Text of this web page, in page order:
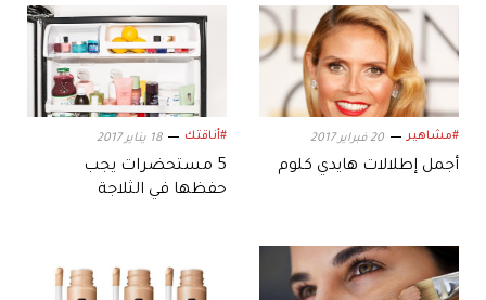
#مشاهير 20 فبراير 2017
أجمل إطلالات هايدي كلوم
#أناقتك 18 يناير 2017
5 مستحضرات يجب
حفظها في الثلاجة